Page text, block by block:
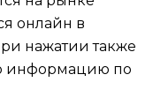
онлайн в
нажатии также
информацию по